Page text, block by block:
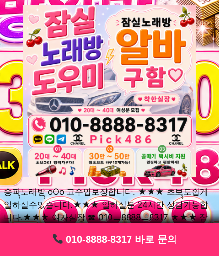
010-8888-8317 바로 문의
010-8888-8317 바로 문의
010-8888-8317 바로 문의
010-8888-8317 바로 문의
010-8888-8317 바로 문의
010-8888-8317 바로 문의
송파ุุ노래방ุุ oOo 고수입보장합니다. ★★★ 초보ุุ도쉽게
일하실수있습니다.★★★ 일하실분 24시간 상담가능합
니다.★★★ 여자실장 ☎ 010ㅡ8888ㅡ8317 ★★★ 잠
세요. 여성ㅣุุ알바ุุㅣ여기 신천동ุุ노래방ุุ ◞✿ 풍납동ุุ노래방ุุ
010-8888-8317 바로 문의
010-8888-8317 바로 문의
010-8888-8317 바로 문의